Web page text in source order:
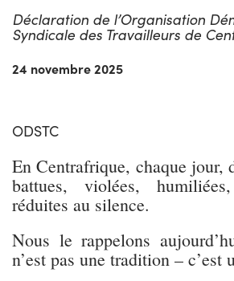
Déclaration de l’Organisation
Syndicale des Travailleurs de
24 novembre 2025
ODSTC
En Centrafrique, chaque jour,
battues, violées,
réduites au silence.
Nous le rappelons
n’est pas une tradition – c’est